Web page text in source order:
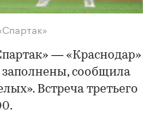
— «Краснодар»
заполнены, сообщила
Встреча третьего